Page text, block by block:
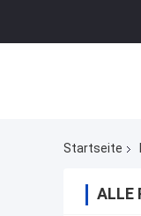
Startseite
ALLE